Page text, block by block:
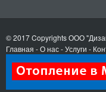
© 2017 CopyrightsООО
Главная -О нас-Услуги -